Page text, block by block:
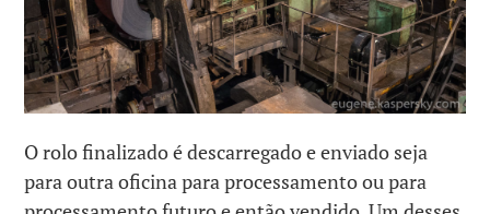
O rolo finalizado é descarregado e enviado seja
para outra oficina para processamento ou para